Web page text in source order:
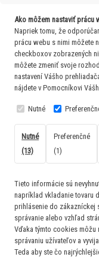
Ako môžem nastaviť prácu
Napriek tomu, že
prácu webu s nimi môžete
checkboxov zobrazených
môžete zmeniť svoje
nastavení Vášho
nájdete v Pomocníkovi
Nutné
Nutné
(13)
Preferenčné
(1)
Tieto informácie sú
napríklad vkladanie tovaru
prihlásenie do zákazníckej
správanie alebo vzhľad
Vďaka týmto cookies
správaniu užívateľov a
Teda aby ste čo